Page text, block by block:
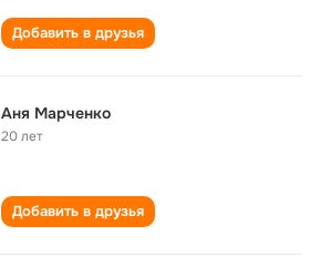
Добавить в друзья
Аня Марченко
20 лет
Добавить в друзья